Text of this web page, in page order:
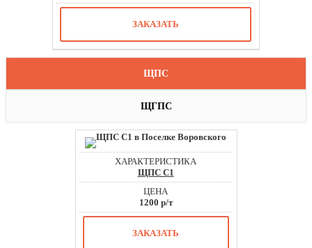
ЗАКАЗАТЬ
ЩПС
ЩГПС
ЩПС С1
1200 р/т
ЗАКАЗАТЬ